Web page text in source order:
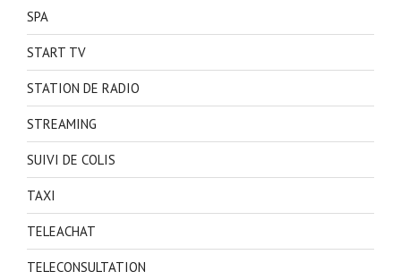
SPA
START TV
STATION DE RADIO
STREAMING
SUIVI DE COLIS
TAXI
TELEACHAT
TELECONSULTATION